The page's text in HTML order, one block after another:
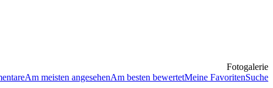
Fotogalerie
Am meisten angesehenAm besten bewertetMeine FavoritenSuche